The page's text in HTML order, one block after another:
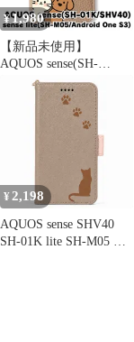
¥1,980
【新品未使用】
AQUOS sense(SH-
01K/SHV40) 手帳型ス
マホ ケース (色：グレ
ージュ×ひょっこり仲間
達1) ひょっこり パンダ
ねこ 犬 かわいい 韓国
flip2-sh01k-greg-581
¥ 2,198
AQUOS sense SHV40
SH-01K lite SH-M05 ケ